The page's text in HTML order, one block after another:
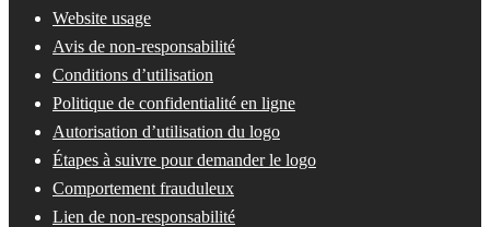
Website usage
Avis de non-responsabilité
Conditions d’utilisation
Politique de confidentialité en ligne
Autorisation d’utilisation du logo
Étapes à suivre pour demander le logo
Comportement frauduleux
Lien de non-responsabilité